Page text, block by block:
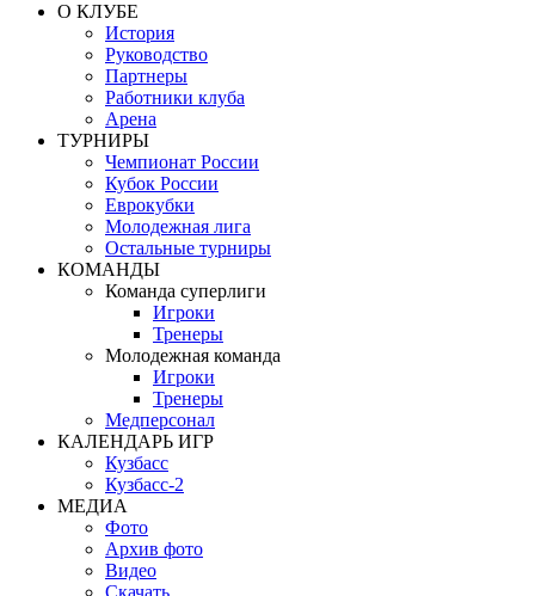
О КЛУБЕ
История
Руководство
Партнеры
Работники клуба
Арена
ТУРНИРЫ
Чемпионат России
Кубок России
Еврокубки
Молодежная лига
Остальные турниры
КОМАНДЫ
Команда суперлиги
Игроки
Тренеры
Молодежная команда
Игроки
Тренеры
Медперсонал
КАЛЕНДАРЬ ИГР
Кузбасс
Кузбасс-2
МЕДИА
Фото
Архив фото
Видео
Скачать